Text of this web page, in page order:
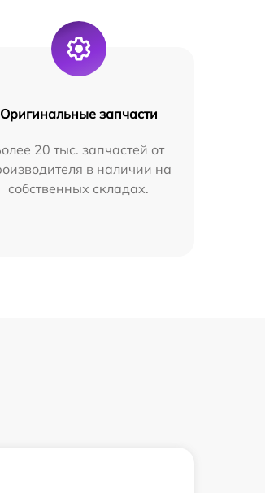
Оригинальные запчасти
20 тыс. запчастей от
в наличии на
собственных складах.